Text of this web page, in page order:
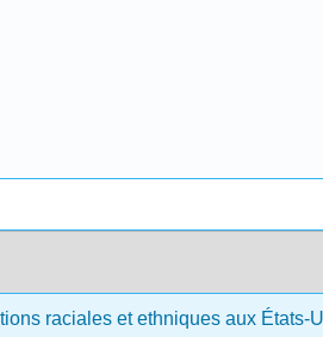
raciales et ethniques aux États-